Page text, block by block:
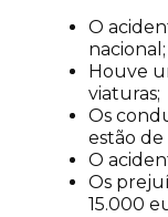
O
nacional;
Houve
viaturas;
Os
estão
O
Os
15.000